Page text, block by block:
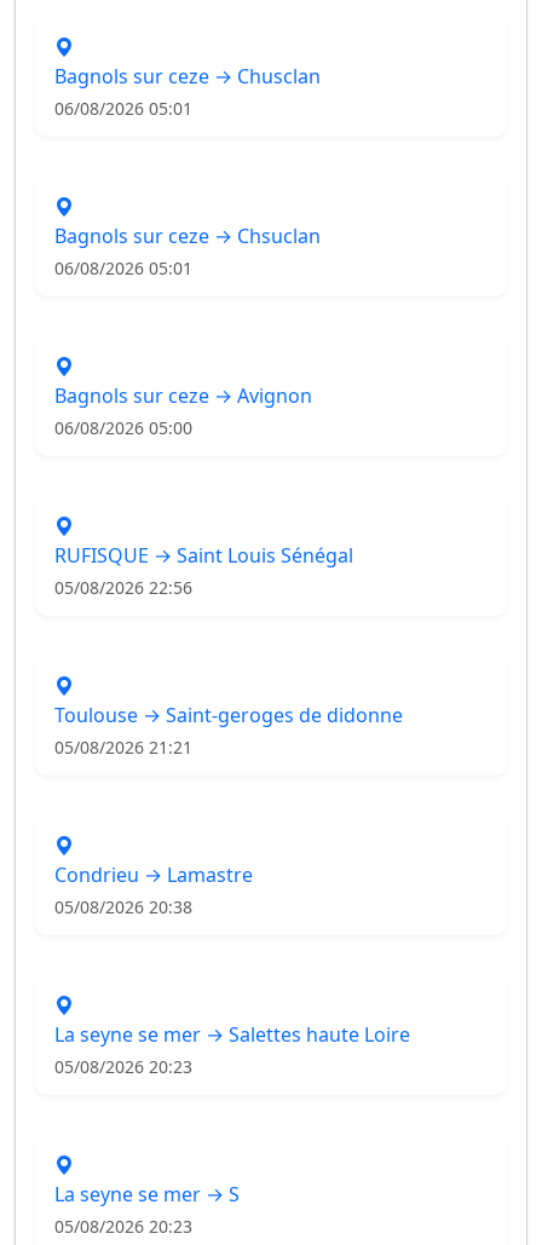
Bagnols sur ceze → Chusclan
06/08/2026 05:01
Bagnols sur ceze → Chsuclan
06/08/2026 05:01
Bagnols sur ceze → Avignon
06/08/2026 05:00
RUFISQUE → Saint Louis Sénégal
05/08/2026 22:56
Toulouse → Saint-geroges de didonne
05/08/2026 21:21
Condrieu → Lamastre
05/08/2026 20:38
La seyne se mer → Salettes haute Loire
05/08/2026 20:23
La seyne se mer → S
05/08/2026 20:23